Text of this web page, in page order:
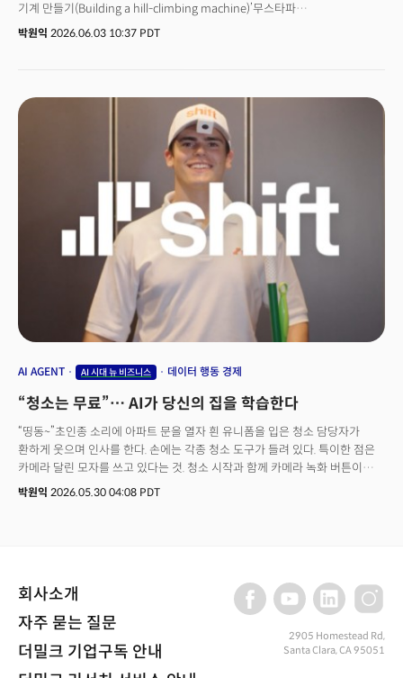
기계 만들기(Building a hill-climbing machine)’무스타파
술레이만 마이크로소프트 AI(MAI) 총괄은 연례 개발자 컨퍼런스
컴퓨팅 자원과 더 나은 데이터, 더 정교한 평가 기준을 적용해 지속적으로
발전해 나가겠다는 포부를 밝힌 것입니다.발표에서 가장 눈길을 끄는 내용은
따로 있었습니다. “우리는 제3자 모델에서 지식을 증류(distillation)하지
않는다. 데이터, 보상, 평가 과정 모두를 직접 구축했다.” 이는 자체
슈퍼인텔리전스 팀을 구축, 오픈AI 의존에서 벗어나 독자적 AI 역량을
구축하겠다는 강력한 선언이었습니다. 마이크로소프트뿐만이 아닙니다.
오픈AI 역시 AWS에 모델을 제공한다고 밝히며 마이크로소프트에서 벗어난
새로운 길을 걷고 있죠. AI의 놀라운 발전 속도와 파괴력은 기존의 질서를
흔들고 있습니다. AI 기업들은 서로의 영역을 넘나들며 동맹을 맺고, 새 시장에
침투해 경쟁 구도를 만들며 예상치 못한 곳에서 비즈니스 모델을 만들어내고
있습니다. 이번 레터는 그 최전선을 따라갑니다.
박원익 2026.06.03 10:37 PDT
AI AGENT AI 시대 뉴 비즈니스 데이터 행동 경제
“청소는 무료”… AI가 당신의 집을 학습한다
“띵동~”초인종 소리에 아파트 문을 열자 흰 유니폼을 입은 청소 담당자가
환하게 웃으며 인사를 한다. 손에는 각종 청소 도구가 들려 있다. 특이한 점은
카메라 달린 모자를 쓰고 있다는 것. 청소 시작과 함께 카메라 녹화 버튼이
눌렸다. 욕실, 주방, 거실을 돌며 바닥을 닦고, 냉장고를 청소하고, 설거지를
박원익 2026.05.30 04:08 PDT
회사소개
자주 묻는 질문
더밀크 기업구독 안내
2905 Homestead Rd,
Santa Clara, CA 95051